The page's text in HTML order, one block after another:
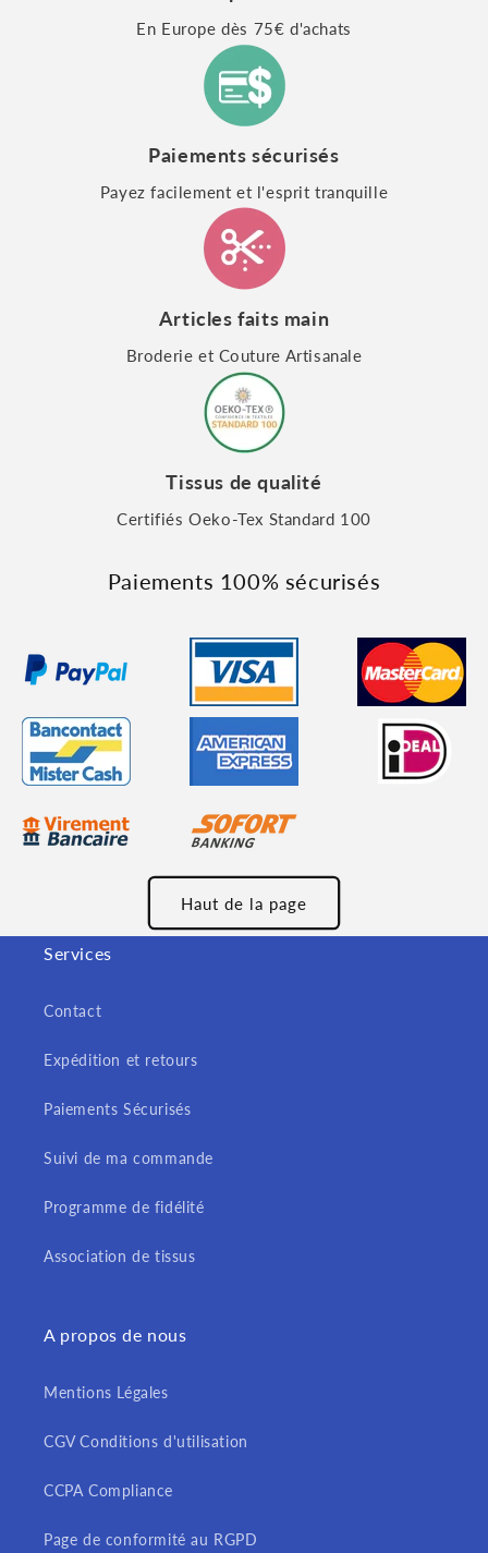
En Europe dès 75€ d'achats
Paiements sécurisés
Payez facilement et l'esprit tranquille
Articles faits main
Broderie et Couture Artisanale
Tissus de qualité
Certifiés Oeko-Tex Standard 100
Paiements 100% sécurisés
Haut de la page
Services
Contact
Expédition et retours
Paiements Sécurisés
Suivi de ma commande
Programme de fidélité
Association de tissus
A propos de nous
Mentions Légales
CGV Conditions d'utilisation
CCPA Compliance
Page de conformité au RGPD